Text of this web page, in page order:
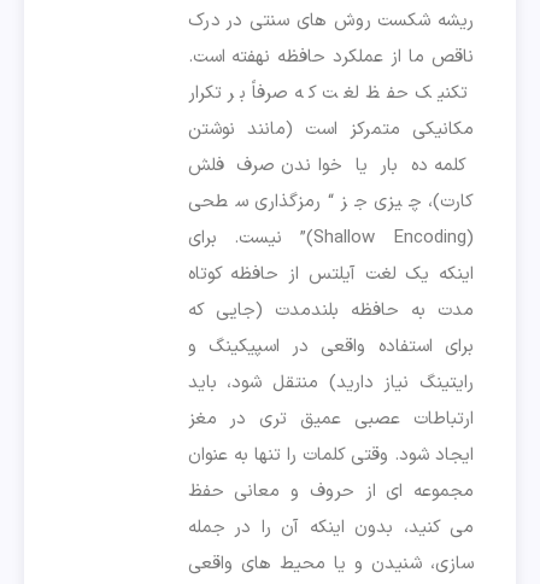
ریشه شکست روش های سنتی در درک
ناقص ما از عملکرد حافظه نهفته است.
تکنیک حفظ لغت که صرفاً بر تکرار
مکانیکی متمرکز است (مانند نوشتن
کلمه ده بار یا خواندن صرف فلش
کارت)، چیزی جز “رمزگذاری سطحی
(Shallow Encoding)” نیست. برای
اینکه یک لغت آیلتس از حافظه کوتاه
مدت به حافظه بلندمدت (جایی که
برای استفاده واقعی در اسپیکینگ و
رایتینگ نیاز دارید) منتقل شود، باید
ارتباطات عصبی عمیق تری در مغز
ایجاد شود. وقتی کلمات را تنها به عنوان
مجموعه ای از حروف و معانی حفظ
می کنید، بدون اینکه آن را در جمله
سازی، شنیدن و یا محیط های واقعی